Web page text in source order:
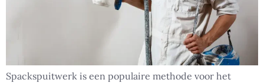
Spackspuitwerk is een populaire methode voor het